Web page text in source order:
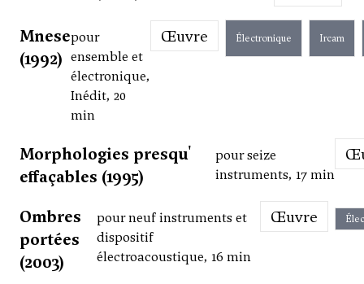
Mnese
(1992)
pour
ensemble et
électronique,
Inédit, 20
min
Œuvre Électronique Ircam
Morphologies presqu'
effaçables (1995)
pour seize
instruments, 17 min
Ombres
portées
(2003)
pour neuf instruments et
dispositif
électroacoustique, 16 min
Œuvre